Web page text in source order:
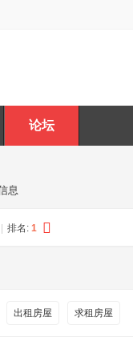
论坛
息
排名: 1
出租房屋 求租房屋